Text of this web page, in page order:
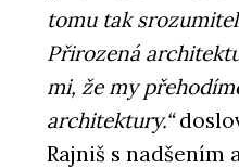
tomu tak
Přirozená
mi, že my
architektury.“
Rajniš s nadšením